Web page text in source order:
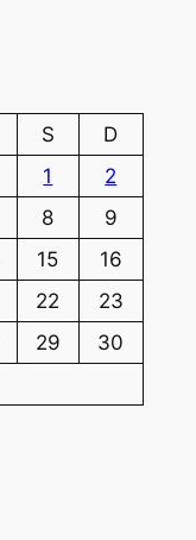
S
D
1
2
8
9
15
16
22
23
29
30